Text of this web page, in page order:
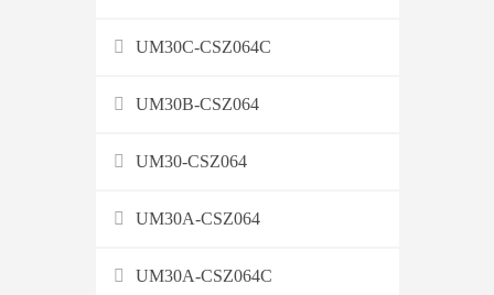
UM30C-CSZ064C
UM30B-CSZ064
UM30-CSZ064
UM30A-CSZ064
UM30A-CSZ064C